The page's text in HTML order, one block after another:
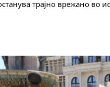
трајно врежано во